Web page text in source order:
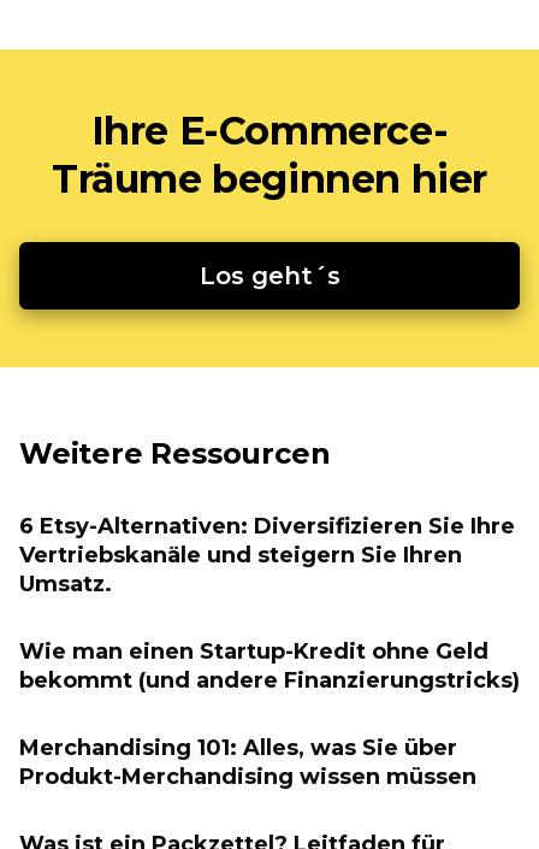
Ihre E-Commerce-
Träume beginnen hier
Los geht´s
Weitere Ressourcen
6 Etsy-Alternativen: Diversifizieren Sie Ihre
Vertriebskanäle und steigern Sie Ihren
Umsatz.
Wie man einen Startup-Kredit ohne Geld
bekommt (und andere Finanzierungstricks)
Merchandising 101: Alles, was Sie über
Produkt-Merchandising wissen müssen